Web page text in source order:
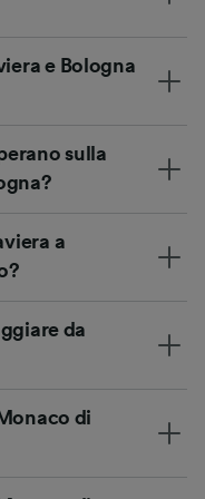
e Bologna
sulla
a
da
di